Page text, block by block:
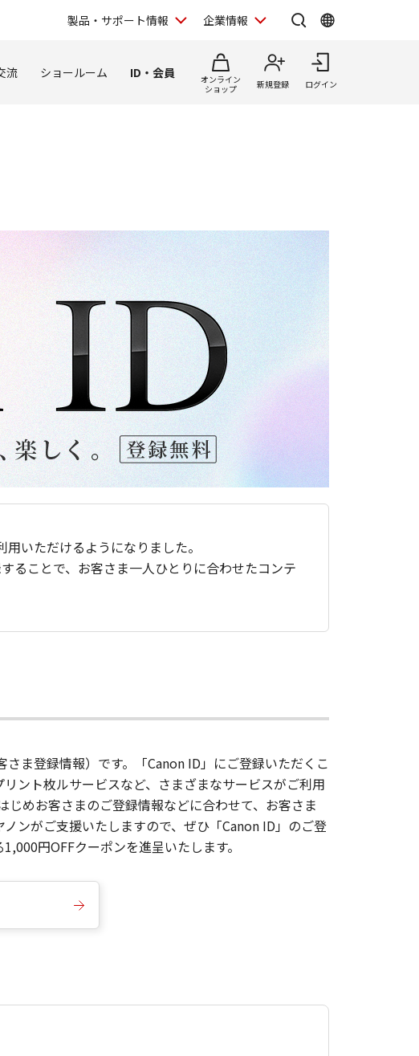
製品・サポート情報 企業情報
流 ショールーム ID・会員
オンライン
ショップ
新規登録 ログイン
いただけるようになりました。
ることで、お客さま一人ひとりに合わせたコンテ
ま登録情報）です。「Canon ID」にご登録いただくこ
ント枚ルサービスなど、さまざまなサービスがご利用
めお客さまのご登録情報などに合わせて、お客さま
ンがご支援いたしますので、ぜひ「Canon ID」のご登
円OFFクーポンを進呈いたします。